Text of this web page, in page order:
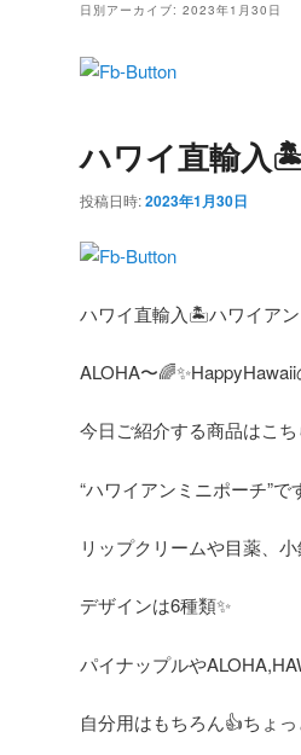
ン
テ
日別アーカイブ: 2023年1月30日
ハワイ直輸入
投稿日時:2023年1月30日
ハワイ直輸入🏝ハワイア
ALOHA〜
今日ご紹介する商品はこち
“ハワイアンミニポーチ”で
リップクリームや目薬、
デザインは6種類✨
パイナップルや
自分用はもちろん👍ちょ